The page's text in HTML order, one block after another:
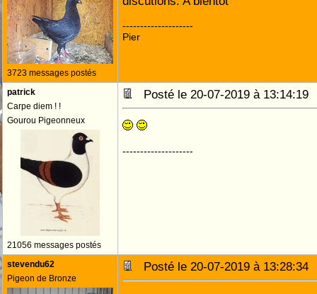
3723 messages postés
--------------------
Pier
patrick
Carpe diem ! !
Gourou Pigeonneux
21056 messages postés
Posté le 20-07-2019 à
--------------------
stevendu62
Pigeon de Bronze
Posté le 20-07-2019 à